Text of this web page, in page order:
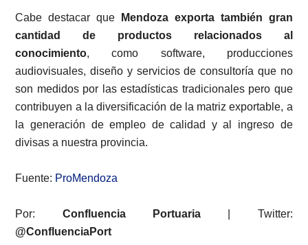
Cabe destacar que
Mendoza exporta también gran
cantidad de productos relacionados al
conocimiento, como software, producciones
audiovisuales, diseño y servicios de consultoría que no
son medidos por las estadísticas tradicionales pero que
contribuyen a la diversificación de la matriz exportable, a
la generación de empleo de calidad y al ingreso de
divisas a nuestra provincia.
Fuente: ProMendoza
Por: Confluencia Portuaria | Twitter:
@ConfluenciaPort